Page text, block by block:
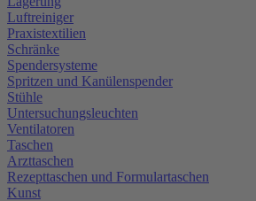
Luftreiniger
Praxistextilien
Schränke
Spendersysteme
Spritzen und Kanülenspender
Stühle
Untersuchungsleuchten
Ventilatoren
Taschen
Arzttaschen
Rezepttaschen und Formulartaschen
Kunst